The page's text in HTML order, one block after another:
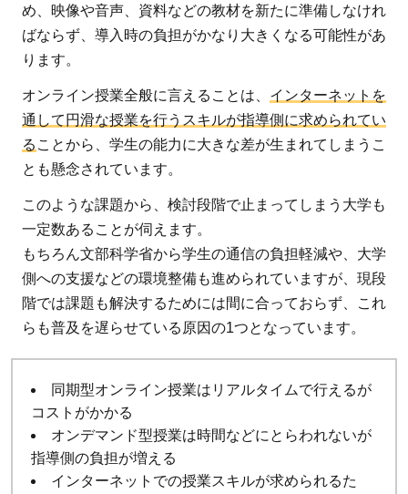
め、映像や音声、資料などの教材を新たに準備しなけれ
ばならず、導入時の負担がかなり大きくなる可能性があ
ります。
オンライン授業全般に言えることは、 インターネットを
通して円滑な授業を行うスキルが指導側に求められてい
る ことから、学生の能力に大きな差が生まれてしまうこ
とも懸念されています。
このような課題から、検討段階で止まってしまう大学も
一定数あることが伺えます。
もちろん文部科学省から学生の通信の負担軽減や、大学
側への支援などの環境整備も進められていますが、現段
階では課題も解決するためには間に合っておらず、これ
らも普及を遅らせている原因の1つとなっています。
同期型オンライン授業はリアルタイムで行えるが
コストがかかる
オンデマンド型授業は時間などにとらわれないが
指導側の負担が増える
インターネットでの授業スキルが求められるた